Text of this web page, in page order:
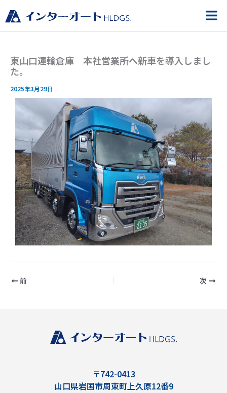
容
を
メ
ニ
ュ
東山口運輸倉庫 本社営業所へ新車を導入しまし
た。
2025年3月29日
前 次
〒742-0413
山口県岩国市周東町上久原12番9